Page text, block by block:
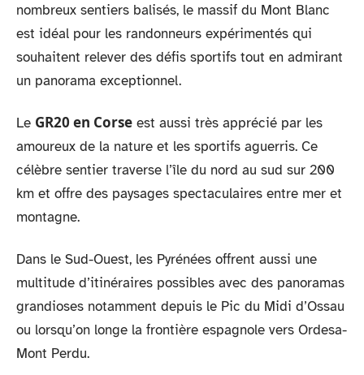
nombreux sentiers balisés, le massif du Mont Blanc
est idéal pour les randonneurs expérimentés qui
souhaitent relever des défis sportifs tout en admirant
un panorama exceptionnel.
Le GR20 en Corse est aussi très apprécié par les
amoureux de la nature et les sportifs aguerris. Ce
célèbre sentier traverse l’île du nord au sud sur 200
km et offre des paysages spectaculaires entre mer et
montagne.
Dans le Sud-Ouest, les Pyrénées offrent aussi une
multitude d’itinéraires possibles avec des panoramas
grandioses notamment depuis le Pic du Midi d’Ossau
ou lorsqu’on longe la frontière espagnole vers Ordesa-
Mont Perdu.